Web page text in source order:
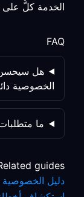
الخدمة كلٌّ على
FAQ
الخصوصية
ما
guides
دليل الخصوصية